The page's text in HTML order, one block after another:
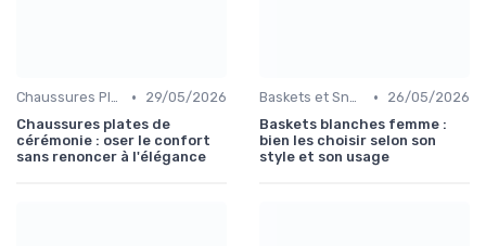
Chaussures Plates et Ballerines •
29/05/2026
Chaussures plates de
cérémonie : oser le confort
sans renoncer à l'élégance
Baskets et Sneakers •
26/05/2026
Baskets blanches femme :
bien les choisir selon son
style et son usage